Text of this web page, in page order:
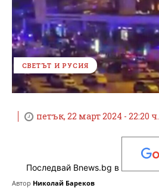
СВЕТЪТ И РУСИЯ
петък, 22 март 2024 - 22:20 ч.
Последвай Bnews.bg в
Автор Николай Бареков